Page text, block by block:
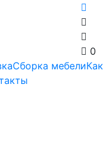
0
Сборка мебелиКак